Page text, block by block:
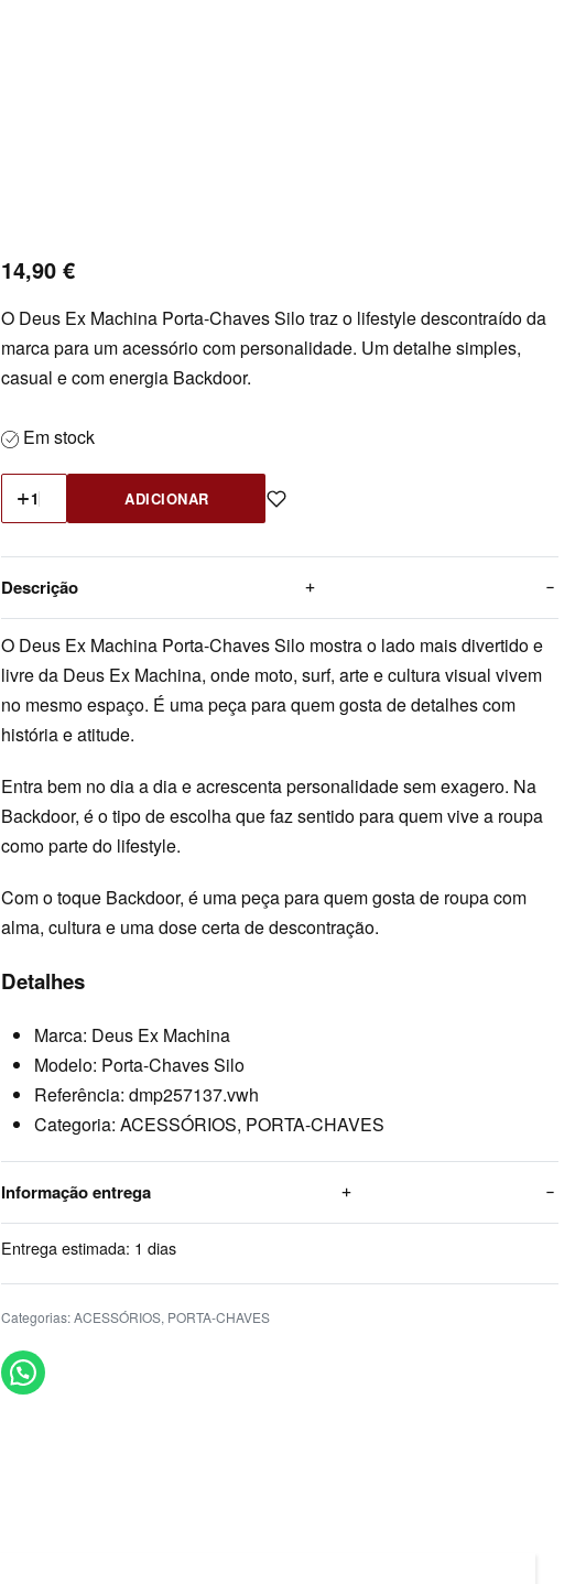
14,90€
O Deus Ex Machina Porta-Chaves Silo traz o lifestyle descontraído da
marca para um acessório com personalidade. Um detalhe simples,
casual e com energia Backdoor.
Em stock
ADICIONAR
Descrição
O Deus Ex Machina Porta-Chaves Silo mostra o lado mais divertido e
livre da Deus Ex Machina, onde moto, surf, arte e cultura visual vivem
no mesmo espaço. É uma peça para quem gosta de detalhes com
história e atitude.
Entra bem no dia a dia e acrescenta personalidade sem exagero. Na
Backdoor, é o tipo de escolha que faz sentido para quem vive a roupa
como parte do lifestyle.
Com o toque Backdoor, é uma peça para quem gosta de roupa com
alma, cultura e uma dose certa de descontração.
Detalhes
Marca: Deus Ex Machina
Modelo: Porta-Chaves Silo
Referência: dmp257137.vwh
Categoria: ACESSÓRIOS, PORTA-CHAVES
Informação entrega
Entrega estimada: 1 dias
Categorias:ACESSÓRIOS, PORTA-CHAVES